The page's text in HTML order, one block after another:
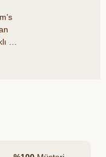
bir